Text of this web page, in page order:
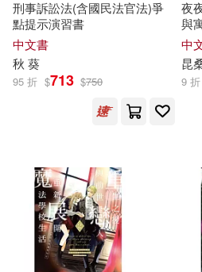
岑澎維(6)
本社編(6) 李宗侗 註
李燕秋(6) 杜志建主
石油工業出版社(21)
團結
海豚出版社(20)
百花文藝出版社(20)
雲南人民出版社(20)
上海書畫出版社(19)
刑事訴訟法(含國民法官法)爭
點提示演習書
中文書
秋 葵
95 折 $713 $750
夜
與
中
昆
9 折